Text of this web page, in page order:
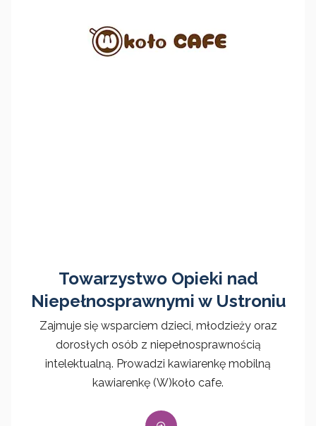
Towarzystwo Opieki nad
Niepełnosprawnymi w Ustroniu
Zajmuje się wsparciem dzieci, młodzieży oraz
dorosłych osób z niepełnosprawnością
intelektualną. Prowadzi kawiarenkę mobilną
kawiarenkę (W)koło cafe.